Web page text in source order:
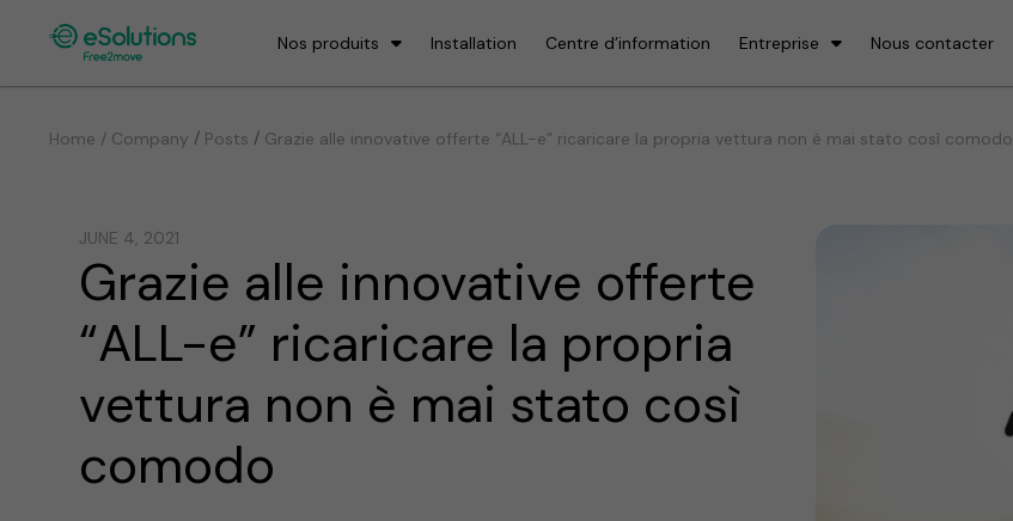
Nos produits Installation Centre d’information Entreprise Nous contacter
Home / Company / Posts / Grazie alle innovative offerte “ALL-e” ricaricare la propria vettura non è mai stato così comodo
JUNE 4, 2021
Grazie alle innovative offerte
“ALL-e” ricaricare la propria
vettura non è mai stato così
comodo